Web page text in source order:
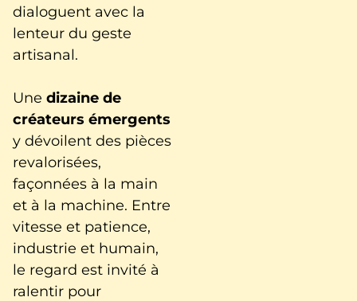
dialoguent avec la
lenteur du geste
artisanal.
Une dizaine de
créateurs émergents
y dévoilent des pièces
revalorisées,
façonnées à la main
et à la machine. Entre
vitesse et patience,
industrie et humain,
le regard est invité à
ralentir pour